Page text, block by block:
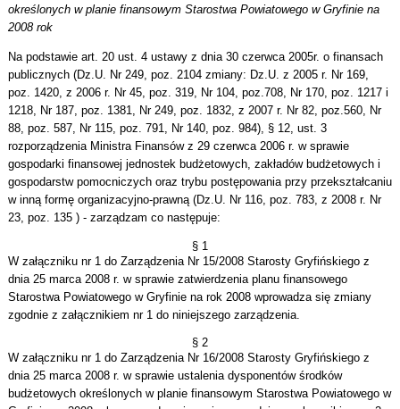
określonych w planie finansowym Starostwa Powiatowego w Gryfinie na
2008 rok
Na podstawie art. 20 ust. 4 ustawy z dnia 30 czerwca 2005r. o finansach
publicznych (Dz.U. Nr 249, poz. 2104 zmiany: Dz.U. z 2005 r. Nr 169,
poz. 1420, z 2006 r. Nr 45, poz. 319, Nr 104, poz.708, Nr 170, poz. 1217 i
1218, Nr 187, poz. 1381, Nr 249, poz. 1832, z 2007 r. Nr 82, poz.560, Nr
88, poz. 587, Nr 115, poz. 791, Nr 140, poz. 984), § 12, ust. 3
rozporządzenia Ministra Finansów z 29 czerwca 2006 r. w sprawie
gospodarki finansowej jednostek budżetowych, zakładów budżetowych i
gospodarstw pomocniczych oraz trybu postępowania przy przekształcaniu
w inną formę organizacyjno-prawną (Dz.U. Nr 116, poz. 783, z 2008 r. Nr
23, poz. 135 ) - zarządzam co następuje:
§ 1
W załączniku nr 1 do Zarządzenia Nr 15/2008 Starosty Gryfińskiego z
dnia 25 marca 2008 r. w sprawie zatwierdzenia planu finansowego
Starostwa Powiatowego w Gryfinie na rok 2008 wprowadza się zmiany
zgodnie z załącznikiem nr 1 do niniejszego zarządzenia.
§ 2
W załączniku nr 1 do Zarządzenia Nr 16/2008 Starosty Gryfińskiego z
dnia 25 marca 2008 r. w sprawie ustalenia dysponentów środków
budżetowych określonych w planie finansowym Starostwa Powiatowego w